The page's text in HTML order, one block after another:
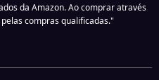
da Amazon. Ao comprar através
compras qualificadas."